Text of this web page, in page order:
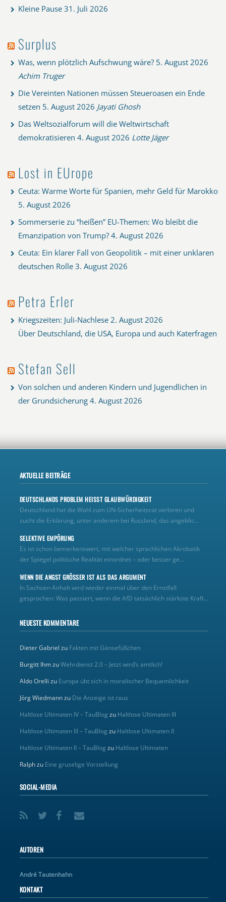
Kleine Pause 31. Juli 2026
Surplus
Was, wenn plötzlich Aufschwung wäre? 5. August 2026
Achim Truger
Die Vereinten Nationen müssen Steueroasen ein Ende
setzen 5. August 2026 Jayati Ghosh
Das Weltsozialforum will die Weltwirtschaft
demokratisieren 4. August 2026 Lotte Jäger
Lost in EUrope
Ceuta: Warme Worte für Spanien, mehr Geld für Marokko
5. August 2026
Sommerserie zu “heißen” EU-Themen: Wo bleibt die
Emanzipation von Trump? 4. August 2026
Ceuta: Ein klarer Fall von Geopolitik – mit einer unklaren
deutschen Rolle 3. August 2026
Petra Erler
Kriegszeiten: Juli-Nachlese 2. August 2026
Über Deutschland, die USA, Europa und auch Katerfragen
Stefan Sell
Von solchen und anderen Kindern und Jugendlichen in
der Grundsicherung 4. August 2026
AKTUELLE BEITRÄGE
DEUTSCHLANDS PROBLEM HEISST GLAUBWÜRDIGKEIT
Deutschland hat die Wahl zum UN‑Sicherheitsrat verloren und
sucht die Erklärung, unter anderem bei Russland, das angeblic...
SELEKTIVE EMPÖRUNG
Es ist schon bemerkenswert, mit welcher sprachlichen Akrobatik
der Spiegel politische Realität einordnet – oder besser ge...
WENN DIE ANGST GRÖSSER IST ALS DAS ARGUMENT
In Sachsen-Anhalt wird wieder einmal über den Ernstfall
gesprochen: Was passiert, wenn die AfD tatsächlich stärkste Kraft...
NEUESTE KOMMENTARE
Dieter Gabriel zu Fakten mit Gänsefüßchen
Burgitt IhmzuWehrdienst 2.0 – Jetzt wird’s amtlich!
Aldo Orelli zu Europa übt sich in moralischer Bequemlichkeit
Jörg Wiedmannzu Die Anzeige ist raus
Haltlose Ultimaten IV – TauBlog zu Haltlose Ultimaten III
Haltlose Ultimaten III – TauBlog zu Haltlose Ultimaten II
Haltlose Ultimaten II – TauBlog zu Haltlose Ultimaten
Ralphzu Eine gruselige Vorstellung
SOCIAL-MEDIA
AUTOREN
André Tautenhahn
KONTAKT